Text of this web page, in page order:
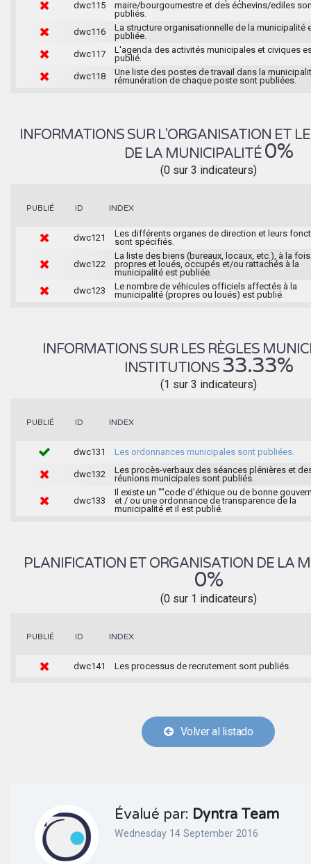
dwc115
maire/bourgoumestre et des échevins/ediles
publiés.
dwc116
La structure organisationnelle de la municipalité
publiée.
dwc117
L'agenda des activités municipales et civiques
publié.
dwc118
Une liste des postes de travail dans la
rémunération de chaque poste sont publiées.
INFORMATIONS SUR L'ORGANISATION ET
DE LA MUNICIPALITÉ 0%
(0 sur 3 indicateurs)
PUBLIÉ ID INDEX
dwc121
Les différents organes de direction et leurs
sont spécifiés.
dwc122
La liste des biens (bureaux, locaux, etc.), à la fois
propres et loués, occupés et/ou rattachés à la
municipalité est publiée.
dwc123
Le nombre de véhicules officiels affectés à la
municipalité (propres ou loués) est publié.
INFORMATIONS SUR LES RÈGLES
INSTITUTIONS 33.33%
(1 sur 3 indicateurs)
PUBLIÉ ID INDEX
dwc131 Les ordonnances municipales sont publiées.
dwc132
Les procès-verbaux des séances plénières et
réunions municipales sont publiés.
dwc133
Il existe un ""code d'éthique ou de bonne
et / ou une ordonnance de transparence de la
municipalité et il est publié.
PLANIFICATION ET ORGANISATION DE LA
0%
(0 sur 1 indicateurs)
PUBLIÉ ID INDEX
dwc141 Les processus de recrutement sont publiés.
Volver al listado
Évalué par: Dyntra Team
Wednesday 14 September 2016